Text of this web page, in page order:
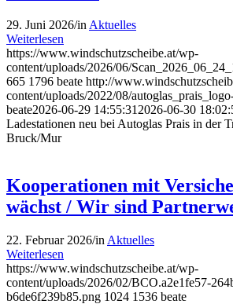
29. Juni 2026/in Aktuelles
Weiterlesen
https://www.windschutzscheibe.at/wp-
content/uploads/2026/06/
665 1796 beate http://
content/uploads/2022/08/
beate2026-06-29 14:55:31 2026-06-30
Ladestationen neu bei Autoglas Prais in der
Bruck/Mur
Kooperationen mit
wächst / Wir sind
22. Februar 2026/in Aktuelles
Weiterlesen
https://www.windschutzscheibe.at/wp-
content/uploads/2026/02/BCO.a2e1fe57-
b6de6f239b85.png 1024 1536 beate